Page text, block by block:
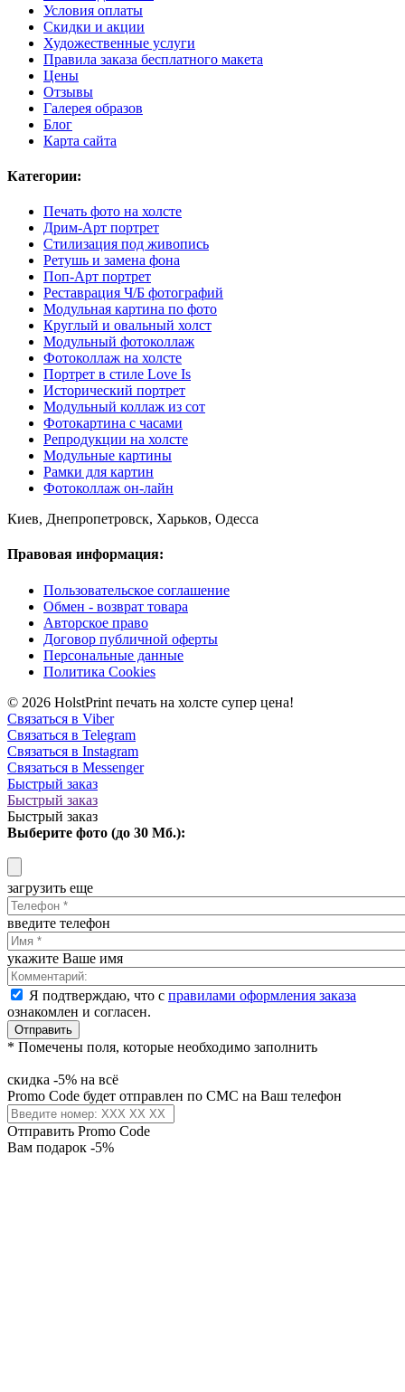
Условия оплаты
Скидки и акции
Художественные услуги
Правила заказа бесплатного макета
Цены
Отзывы
Галерея образов
Блог
Карта сайта
Категории:
Печать фото на холсте
Дрим-Арт портрет
Стилизация под живопись
Ретушь и замена фона
Поп-Арт портрет
Реставрация Ч/Б фотографий
Модульная картина по фото
Круглый и овальный холст
Модульный фотоколлаж
Фотоколлаж на холсте
Портрет в стиле Love Is
Исторический портрет
Модульный коллаж из сот
Фотокартина с часами
Репродукции на холсте
Модульные картины
Рамки для картин
Фотоколлаж он-лайн
Киев, Днепропетровск, Харьков, Одесса
Правовая информация:
Пользовательское соглашение
Обмен - возврат товара
Авторское право
Договор публичной оферты
Персональные данные
Политика Cookies
© 2026 HolstPrint печать на холсте супер цена!
Связаться в Viber
Связаться в Telegram
Связаться в Instagram
Связаться в Messenger
Быстрый заказ
Быстрый заказ
Быстрый заказ
Выберите фото (до 30 Мб.):
загрузить еще
введите телефон
укажите Ваше имя
Я подтверждаю, что с правилами оформления заказа
ознакомлен и согласен.
Отправить
* Помечены поля, которые необходимо заполнить
скидка -5% на всё
Promo Code будет отправлен по СМС на Ваш телефон
Отправить Promo Code
Вам подарок -5%